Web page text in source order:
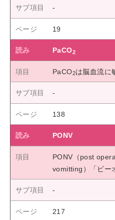
19
PaCO2
PaCO2は脳血流に
138
PONV
PONV（post
vomitting）「ビー
217